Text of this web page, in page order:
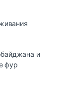
и
фур